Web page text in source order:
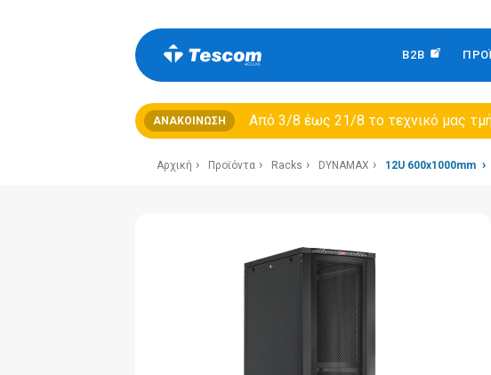
B2B
ΑΝΑΚΟΊΝΩΣΗ Από 3/8 έως 21/8 τo τεχνικό μας
Αρχική Προϊόντα Racks DYNAMAX 12U 600x1000mm